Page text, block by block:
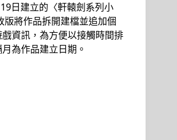
日建立的〈軒轅劍系列小
版將作品拆開建檔並追加個
資訊，為方便以接觸時間排
為作品建立日期。